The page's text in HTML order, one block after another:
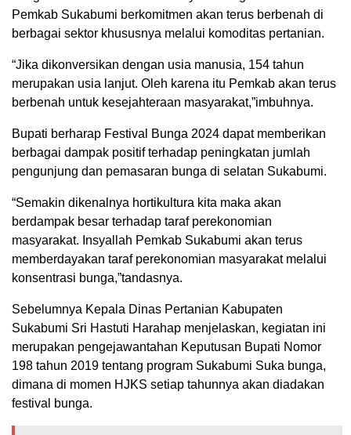
Pemkab Sukabumi berkomitmen akan terus berbenah di
berbagai sektor khususnya melalui komoditas pertanian.
“Jika dikonversikan dengan usia manusia, 154 tahun
merupakan usia lanjut. Oleh karena itu Pemkab akan terus
berbenah untuk kesejahteraan masyarakat,”imbuhnya.
Bupati berharap Festival Bunga 2024 dapat memberikan
berbagai dampak positif terhadap peningkatan jumlah
pengunjung dan pemasaran bunga di selatan Sukabumi.
“Semakin dikenalnya hortikultura kita maka akan
berdampak besar terhadap taraf perekonomian
masyarakat. Insyallah Pemkab Sukabumi akan terus
memberdayakan taraf perekonomian masyarakat melalui
konsentrasi bunga,”tandasnya.
Sebelumnya Kepala Dinas Pertanian Kabupaten
Sukabumi Sri Hastuti Harahap menjelaskan, kegiatan ini
merupakan pengejawantahan Keputusan Bupati Nomor
198 tahun 2019 tentang program Sukabumi Suka bunga,
dimana di momen HJKS setiap tahunnya akan diadakan
festival bunga.